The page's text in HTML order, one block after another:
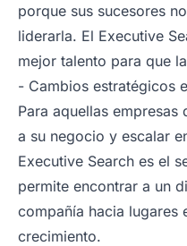
porque sus sucesores
liderarla. El Executive
mejor talento para que
- Cambios estratégicos
Para aquellas empresas
a su negocio y escalar
Executive Search es el
permite encontrar a un
compañía hacia lugares
crecimiento.